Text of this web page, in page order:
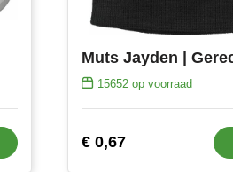
15652 op voorraad
€ 0,67